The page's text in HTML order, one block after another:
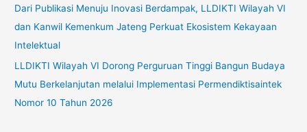
Dari Publikasi Menuju Inovasi Berdampak, LLDIKTI Wilayah VI
dan Kanwil Kemenkum Jateng Perkuat Ekosistem Kekayaan
Intelektual
LLDIKTI Wilayah VI Dorong Perguruan Tinggi Bangun Budaya
Mutu Berkelanjutan melalui Implementasi Permendiktisaintek
Nomor 10 Tahun 2026